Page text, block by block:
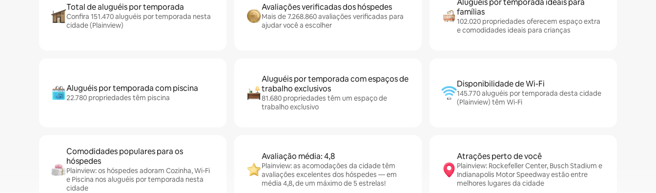
Total de aluguéis por temporada
Confira 151.470 aluguéis por temporada nesta
cidade (Plainview)
Avaliações verificadas dos hóspedes
Mais de 7.268.860 avaliações verificadas para
ajudar você a escolher
Aluguéis por temporada ideais para
famílias
102.020 propriedades oferecem espaço extra
e comodidades ideais para crianças
Aluguéis por temporada com piscina
22.780 propriedades têm piscina
Aluguéis por temporada com espaços de
trabalho exclusivos
81.680 propriedades têm um espaço de
trabalho exclusivo
Disponibilidade de Wi-Fi
145.770 aluguéis por temporada desta cidade
(Plainview) têm Wi-Fi
Comodidades populares para os
hóspedes
Plainview: os hóspedes adoram Cozinha, Wi-Fi
e Piscina nos aluguéis por temporada nesta
cidade
Avaliação média: 4,8
Plainview: as acomodações da cidade têm
avaliações excelentes dos hóspedes — em
média 4,8, de um máximo de 5 estrelas!
Atrações perto de você
Plainview: Rockefeller Center, Busch Stadium e
Indianapolis Motor Speedway estão entre
melhores lugares da cidade